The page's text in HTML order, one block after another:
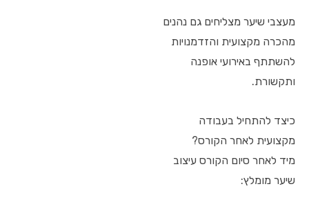
מעצבי שיער מצליחים גם נהנים
מהכרה מקצועית והזדמנויות
להשתתף באירועי אופנה
ותקשורת.
כיצד להתחיל בעבודה
מקצועית לאחר הקורס?
מיד לאחר סיום הקורס עיצוב
שיער מומלץ: